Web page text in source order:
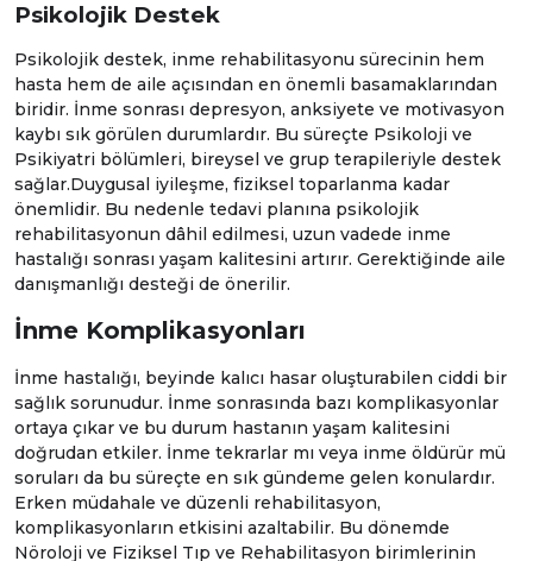
Psikolojik Destek
Psikolojik destek, inme rehabilitasyonu sürecinin hem
hasta hem de aile açısından en önemli basamaklarından
biridir. İnme sonrası depresyon, anksiyete ve motivasyon
kaybı sık görülen durumlardır. Bu süreçte Psikoloji ve
Psikiyatri bölümleri, bireysel ve grup terapileriyle destek
sağlar.Duygusal iyileşme, fiziksel toparlanma kadar
önemlidir. Bu nedenle tedavi planına psikolojik
rehabilitasyonun dâhil edilmesi, uzun vadede inme
hastalığı sonrası yaşam kalitesini artırır. Gerektiğinde aile
danışmanlığı desteği de önerilir.
İnme Komplikasyonları
İnme hastalığı, beyinde kalıcı hasar oluşturabilen ciddi bir
sağlık sorunudur. İnme sonrasında bazı komplikasyonlar
ortaya çıkar ve bu durum hastanın yaşam kalitesini
doğrudan etkiler. İnme tekrarlar mı veya inme öldürür mü
soruları da bu süreçte en sık gündeme gelen konulardır.
Erken müdahale ve düzenli rehabilitasyon,
komplikasyonların etkisini azaltabilir. Bu dönemde
Nöroloji ve Fiziksel Tıp ve Rehabilitasyon birimlerinin